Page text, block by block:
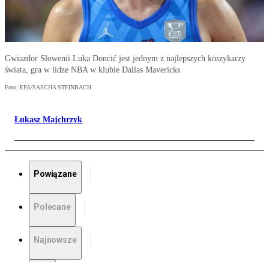
Gwiazdor Słowenii Luka Doncić jest jednym z najlepszych koszykarzy
świata, gra w lidze NBA w klubie Dallas Mavericks
Foto: EPA/SASCHA STEINBACH
Łukasz Majchrzyk
Powiązane
Polecane
Najnowsze